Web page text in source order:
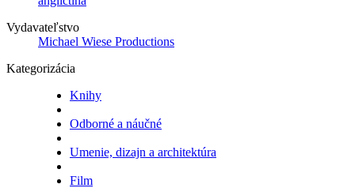
Vydavateľstvo
Michael Wiese Productions
Kategorizácia
Knihy
Odborné a náučné
Umenie, dizajn a architektúra
Film